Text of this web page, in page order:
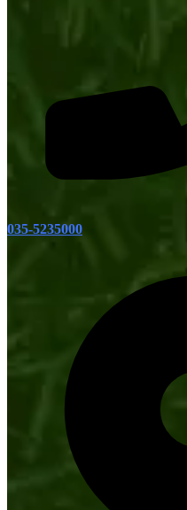
035-5235000